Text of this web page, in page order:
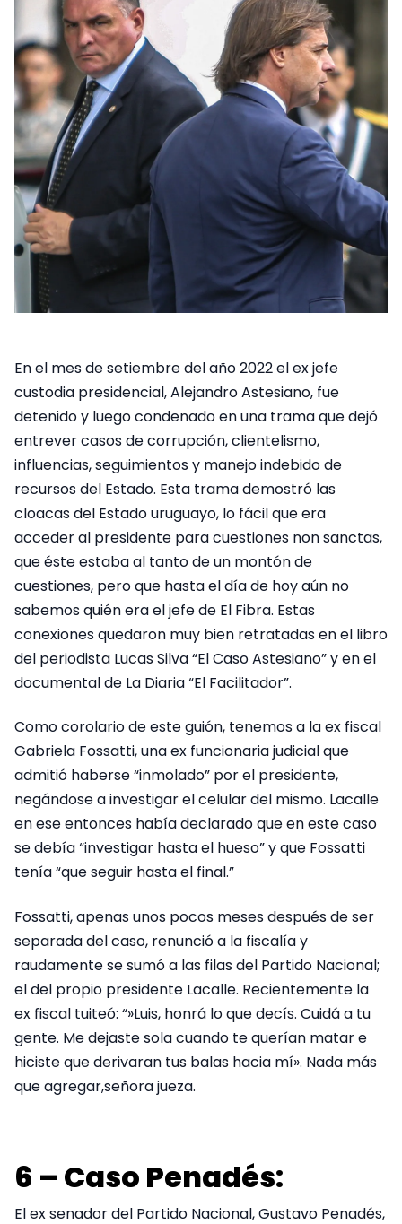
En el mes de setiembre del año 2022 el ex jefe
custodia presidencial, Alejandro Astesiano, fue
detenido y luego condenado en una trama que dejó
entrever casos de corrupción, clientelismo,
influencias, seguimientos y manejo indebido de
recursos del Estado. Esta trama demostró las
cloacas del Estado uruguayo, lo fácil que era
acceder al presidente para cuestiones non sanctas,
que éste estaba al tanto de un montón de
cuestiones, pero que hasta el día de hoy aún no
sabemos quién era el jefe de El Fibra. Estas
conexiones quedaron muy bien retratadas en el libro
del periodista Lucas Silva “El Caso Astesiano” y en el
documental de La Diaria “El Facilitador”.
Como corolario de este guión, tenemos a la ex fiscal
Gabriela Fossatti, una ex funcionaria judicial que
admitió haberse “inmolado” por el presidente,
negándose a investigar el celular del mismo. Lacalle
en ese entonces había declarado que en este caso
se debía “investigar hasta el hueso” y que Fossatti
tenía “que seguir hasta el final.”
Fossatti, apenas unos pocos meses después de ser
separada del caso, renunció a la fiscalía y
raudamente se sumó a las filas del Partido Nacional;
el del propio presidente Lacalle. Recientemente la
ex fiscal tuiteó: “»Luis, honrá lo que decís. Cuidá a tu
gente. Me dejaste sola cuando te querían matar e
hiciste que derivaran tus balas hacia mí». Nada más
que agregar,señora jueza.
6 – Caso Penadés:
El ex senador del Partido Nacional, Gustavo Penadés,